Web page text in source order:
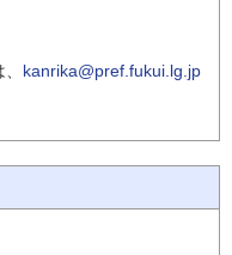
kanrika@pref.fukui.lg.jp